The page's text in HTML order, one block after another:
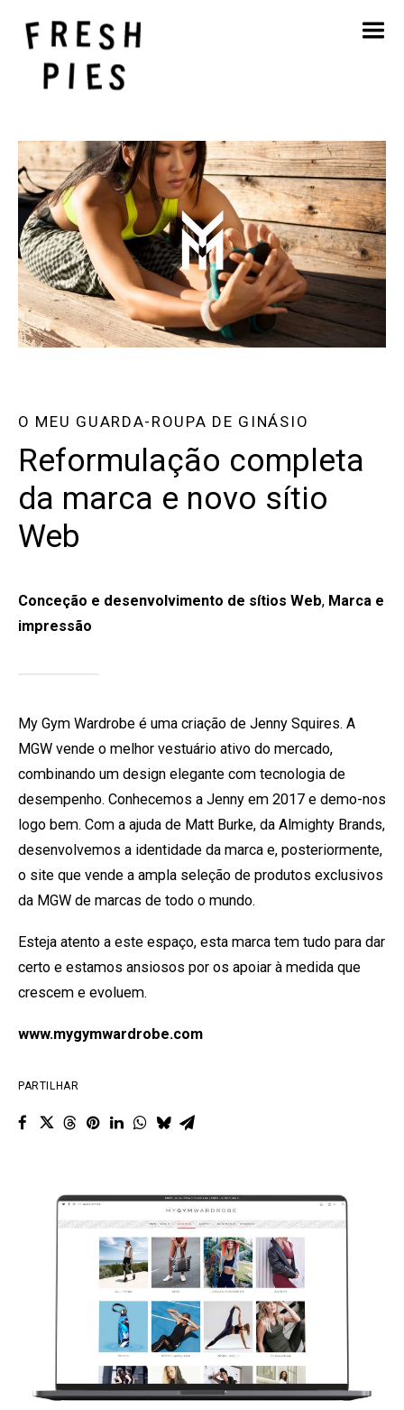
Início
O nosso trabalho
Blogue
Contacto
O MEU GUARDA-ROUPA DE GINÁSIO
Reformulação completa
da marca e novo sítio
Web
Conceção e desenvolvimento de sítios Web, Marca e
impressão
My Gym Wardrobe é uma criação de Jenny Squires. A
MGW vende o melhor vestuário ativo do mercado,
combinando um design elegante com tecnologia de
desempenho. Conhecemos a Jenny em 2017 e demo-nos
logo bem. Com a ajuda de Matt Burke, da Almighty Brands,
desenvolvemos a identidade da marca e, posteriormente,
o site que vende a ampla seleção de produtos exclusivos
da MGW de marcas de todo o mundo.
Esteja atento a este espaço, esta marca tem tudo para dar
certo e estamos ansiosos por os apoiar à medida que
crescem e evoluem.
www.mygymwardrobe.com
PARTILHAR